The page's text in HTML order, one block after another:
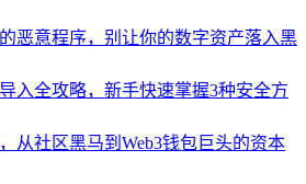
恶意程序，别让你的数字资产落入黑
入全攻略，新手快速掌握3种安全方
从社区黑马到Web3钱包巨头的资本